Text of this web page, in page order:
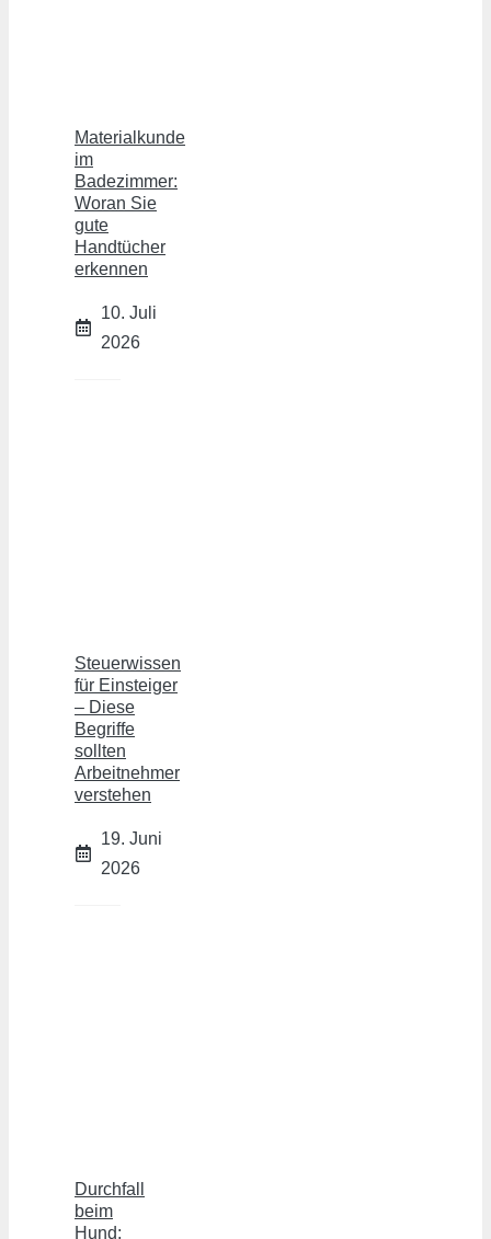
Materialkunde
im
Badezimmer:
Woran Sie
gute
Handtücher
erkennen
10. Juli
2026
Steuerwissen
für Einsteiger
– Diese
Begriffe
sollten
Arbeitnehmer
verstehen
19. Juni
2026
Durchfall
beim
Hund: